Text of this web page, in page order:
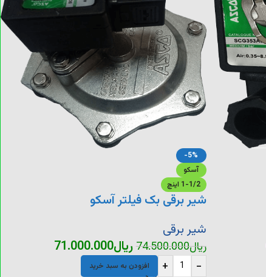
-5%
آسکو
1-1/2 اینچ
شیر برقی بک فیلتر آسکو
شیر برقی
ریال74.500.000ریال71.000.000
-
+ افزودن به سبد خرید